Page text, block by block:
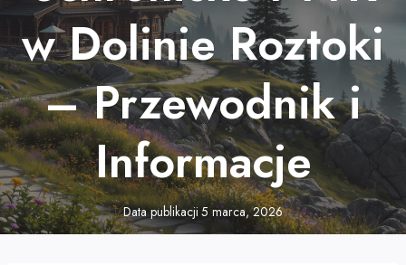
w Dolinie Roztoki
– Przewodnik i
Informacje
Data publikacji 5 marca, 2026